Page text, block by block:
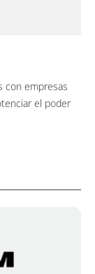
con empresas
el poder